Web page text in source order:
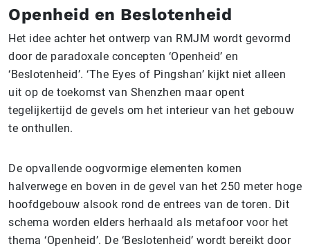
Openheid en Beslotenheid
Het idee achter het ontwerp van RMJM wordt gevormd
door de paradoxale concepten ‘Openheid’ en
‘Beslotenheid’. ‘The Eyes of Pingshan’ kijkt niet alleen
uit op de toekomst van Shenzhen maar opent
tegelijkertijd de gevels om het interieur van het gebouw
te onthullen.
De opvallende oogvormige elementen komen
halverwege en boven in de gevel van het 250 meter hoge
hoofdgebouw alsook rond de entrees van de toren. Dit
schema worden elders herhaald als metafoor voor het
thema ‘Openheid’. De ‘Beslotenheid’ wordt bereikt door